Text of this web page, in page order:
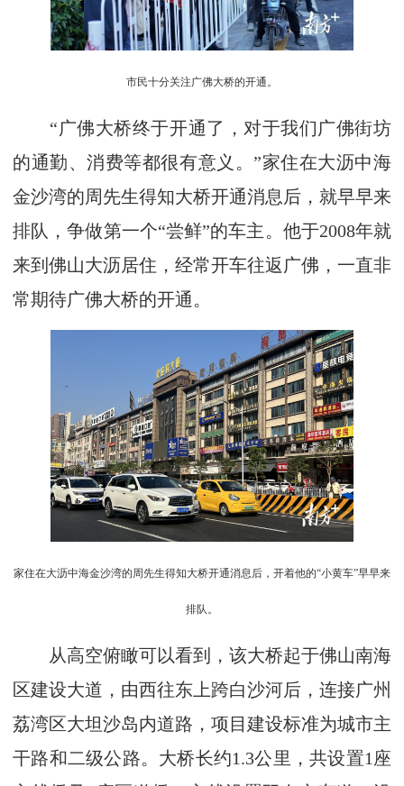
市民十分关注广佛大桥的开通。
“广佛大桥终于开通了，对于我们广佛街坊
的通勤、消费等都很有意义。”家住在大沥中海
金沙湾的周先生得知大桥开通消息后，就早早来
排队，争做第一个“尝鲜”的车主。他于2008年就
来到佛山大沥居住，经常开车往返广佛，一直非
常期待广佛大桥的开通。
家住在大沥中海金沙湾的周先生得知大桥开通消息后，开着他的“小黄车”早早来
排队。
从高空俯瞰可以看到，该大桥起于佛山南海
区建设大道，由西往东上跨白沙河后，连接广州
荔湾区大坦沙岛内道路，项目建设标准为城市主
干路和二级公路。大桥长约1.3公里，共设置1座